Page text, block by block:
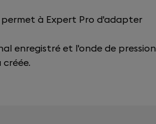
à Expert Pro d'adapter
enregistré et l'onde de pression